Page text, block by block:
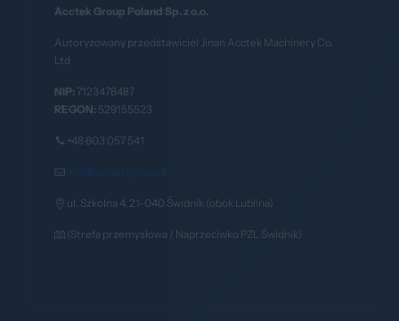
Acctek Group Poland Sp. z o.o.
Autoryzowany przedstawiciel Jinan Acctek Machinery Co.
Ltd
NIP: 7123478487
REGON: 529155523
+48 603 057 541
ul. Szkolna 4, 21-040 Świdnik (obok Lublina)
(Strefa przemysłowa / Naprzeciwko PZL Świdnik)